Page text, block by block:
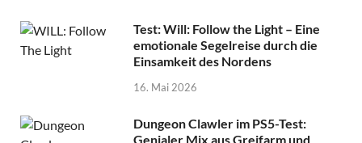
Test: Will: Follow the Light – Eine
emotionale Segelreise durch die
Einsamkeit des Nordens
16. Mai 2026
Dungeon Clawler im PS5-Test:
Genialer Mix aus Greifarm und